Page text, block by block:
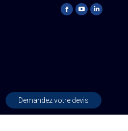
Demandez votre devis